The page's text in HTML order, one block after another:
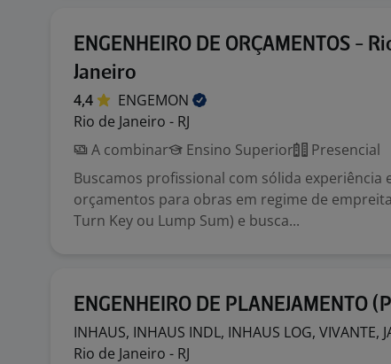
ENGENHEIRO DE ORÇAMENTOS -
Janeiro
4,4
ENGEMON
Rio de Janeiro - RJ
A combinar
Ensino Superior
Presencial
Buscamos profissional com sólida experiência
orçamentos para obras em regime de
Turn Key ou Lump Sum) e busca...
ENGENHEIRO DE PLANEJAMENTO
INHAUS, INHAUS INDL, INHAUS LOG, VIVANTE,
Rio de Janeiro - RJ